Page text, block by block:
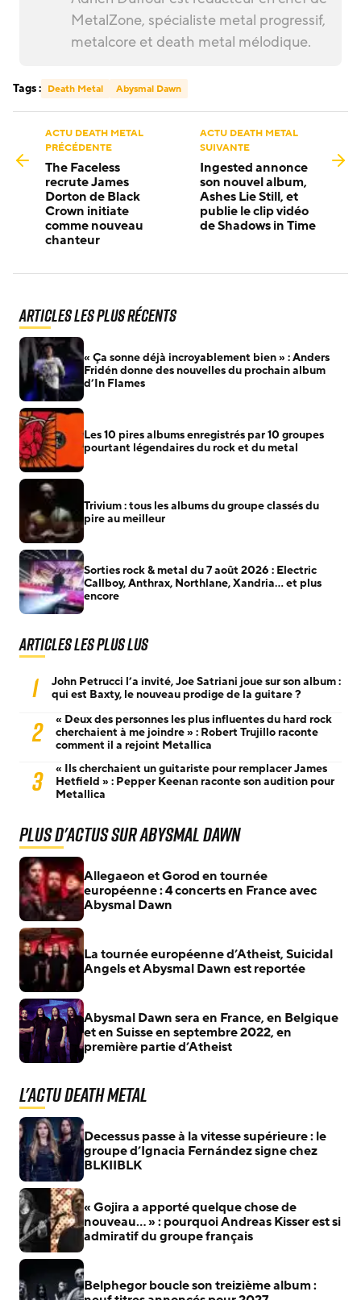
MetalZone, spécialiste metal progressif,
metalcore et death metal mélodique.
Tags : Death Metal Abysmal Dawn
ACTU DEATH METAL
PRÉCÉDENTE
The Faceless
recrute James
Dorton de Black
Crown initiate
comme nouveau
chanteur
ACTU DEATH METAL
SUIVANTE
Ingested annonce
son nouvel album,
Ashes Lie Still, et
publie le clip vidéo
de Shadows in Time
Articles les plus récents
« Ça sonne déjà incroyablement bien » : Anders
Fridén donne des nouvelles du prochain album
d’In Flames
Les 10 pires albums enregistrés par 10 groupes
pourtant légendaires du rock et du metal
Trivium : tous les albums du groupe classés du
pire au meilleur
Sorties rock & metal du 7 août 2026 : Electric
Callboy, Anthrax, Northlane, Xandria… et plus
encore
Articles les plus lus
1
John Petrucci l’a invité, Joe Satriani joue sur son album :
qui est Baxty, le nouveau prodige de la guitare ?
2
« Deux des personnes les plus influentes du hard rock
cherchaient à me joindre » : Robert Trujillo raconte
comment il a rejoint Metallica
3
« Ils cherchaient un guitariste pour remplacer James
Hetfield » : Pepper Keenan raconte son audition pour
Metallica
Plus d'actus sur Abysmal Dawn
Allegaeon et Gorod en tournée
européenne : 4 concerts en France avec
Abysmal Dawn
La tournée européenne d’Atheist, Suicidal
Angels et Abysmal Dawn est reportée
Abysmal Dawn sera en France, en Belgique
et en Suisse en septembre 2022, en
première partie d’Atheist
L'actu Death Metal
Decessus passe à la vitesse supérieure : le
groupe d’Ignacia Fernández signe chez
BLKIIBLK
« Gojira a apporté quelque chose de
nouveau… » : pourquoi Andreas Kisser est si
admiratif du groupe français
Belphegor boucle son treizième album :